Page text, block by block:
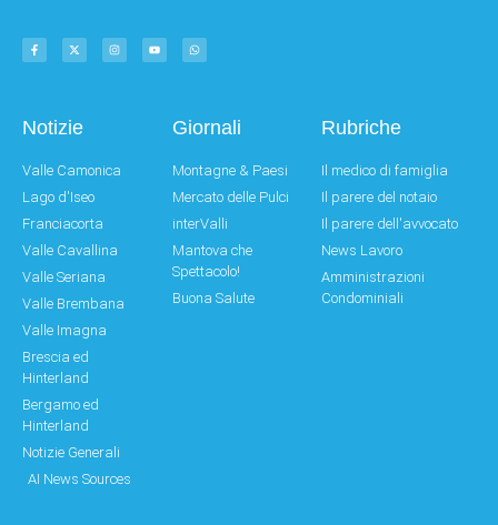
Notizie
Valle Camonica
Lago d'Iseo
Franciacorta
Valle Cavallina
Valle Seriana
Valle Brembana
Valle Imagna
Brescia ed
Hinterland
Bergamo ed
Hinterland
Notizie Generali
AI News Sources
Giornali
Montagne & Paesi
Mercato delle Pulci
interValli
Mantova che
Spettacolo!
Buona Salute
Rubriche
Il medico di famiglia
Il parere del notaio
Il parere dell'avvocato
News Lavoro
Amministrazioni
Condominiali